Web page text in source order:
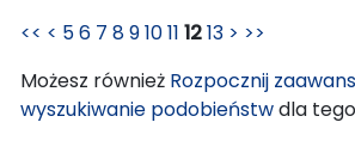
<< < 56 7 891011 1213 > >>
Możesz również Rozpocznij
wyszukiwanie podobieństwdla